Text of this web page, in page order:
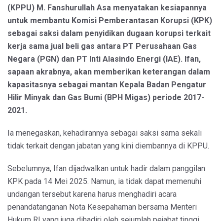
(KPPU) M. Fanshurullah Asa menyatakan kesiapannya
untuk membantu Komisi Pemberantasan Korupsi (KPK)
sebagai saksi dalam penyidikan dugaan korupsi terkait
kerja sama jual beli gas antara PT Perusahaan Gas
Negara (PGN) dan PT Inti Alasindo Energi (IAE). Ifan,
sapaan akrabnya, akan memberikan keterangan dalam
kapasitasnya sebagai mantan Kepala Badan Pengatur
Hilir Minyak dan Gas Bumi (BPH Migas) periode 2017-
2021.
Ia menegaskan, kehadirannya sebagai saksi sama sekali
tidak terkait dengan jabatan yang kini diembannya di KPPU.
Sebelumnya, Ifan dijadwalkan untuk hadir dalam panggilan
KPK pada 14 Mei 2025. Namun, ia tidak dapat memenuhi
undangan tersebut karena harus menghadiri acara
penandatanganan Nota Kesepahaman bersama Menteri